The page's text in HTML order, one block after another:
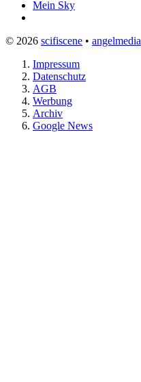
Mein Sky
© 2026 scifiscene • angelmedia
Impressum
Datenschutz
AGB
Werbung
Archiv
Google News